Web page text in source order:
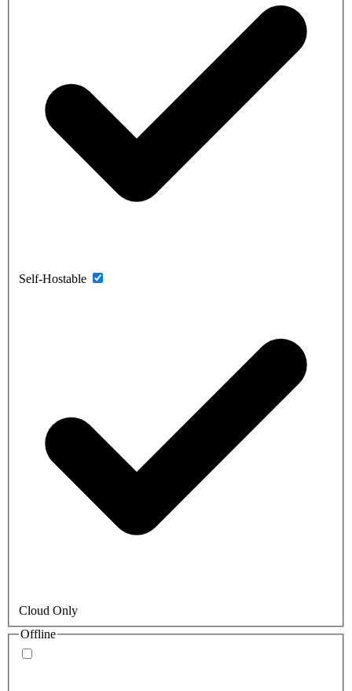
Self-Hostable
Cloud Only
Offline